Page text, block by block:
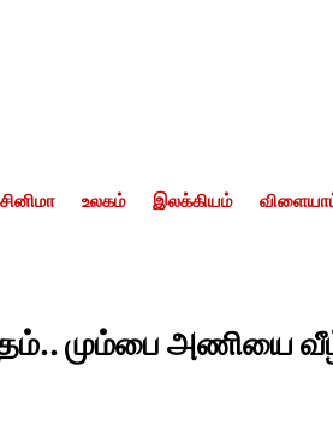
சினிமா உலகம் இலக்கியம்
மும்பை அணியை